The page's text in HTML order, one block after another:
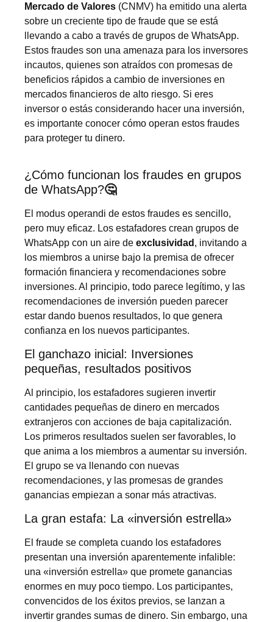
Mercado de Valores (CNMV) ha emitido una alerta
sobre un creciente tipo de fraude que se está
llevando a cabo a través de grupos de WhatsApp.
Estos fraudes son una amenaza para los inversores
incautos, quienes son atraídos con promesas de
beneficios rápidos a cambio de inversiones en
mercados financieros de alto riesgo. Si eres
inversor o estás considerando hacer una inversión,
es importante conocer cómo operan estos fraudes
para proteger tu dinero.
¿Cómo funcionan los fraudes en grupos
de WhatsApp?🤔
El modus operandi de estos fraudes es sencillo,
pero muy eficaz. Los estafadores crean grupos de
WhatsApp con un aire de exclusividad , invitando a
los miembros a unirse bajo la premisa de ofrecer
formación financiera y recomendaciones sobre
inversiones. Al principio, todo parece legítimo, y las
recomendaciones de inversión pueden parecer
estar dando buenos resultados, lo que genera
confianza en los nuevos participantes.
El ganchazo inicial: Inversiones
pequeñas, resultados positivos
Al principio, los estafadores sugieren invertir
cantidades pequeñas de dinero en mercados
extranjeros con acciones de baja capitalización.
Los primeros resultados suelen ser favorables, lo
que anima a los miembros a aumentar su inversión.
El grupo se va llenando con nuevas
recomendaciones, y las promesas de grandes
ganancias empiezan a sonar más atractivas.
La gran estafa: La «inversión estrella»
El fraude se completa cuando los estafadores
presentan una inversión aparentemente infalible:
una «inversión estrella» que promete ganancias
enormes en muy poco tiempo. Los participantes,
convencidos de los éxitos previos, se lanzan a
invertir grandes sumas de dinero. Sin embargo, una